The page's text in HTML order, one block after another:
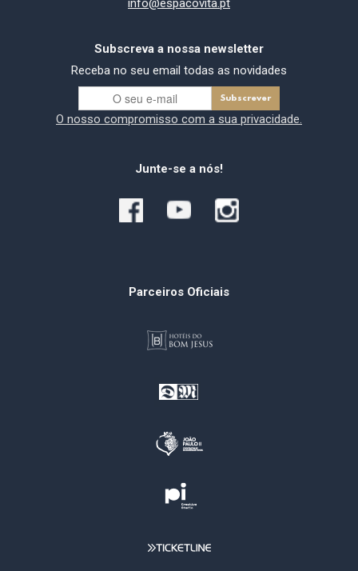
info@espacovita.pt
Subscreva a nossa newsletter
Receba no seu email todas as novidades
O nosso compromisso com a sua privacidade.
Junte-se a nós!
Parceiros Oficiais